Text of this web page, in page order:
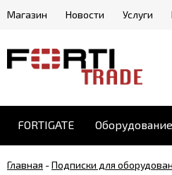
Магазин Новости Услуги
FORTIGATE
Главная -Подписки для